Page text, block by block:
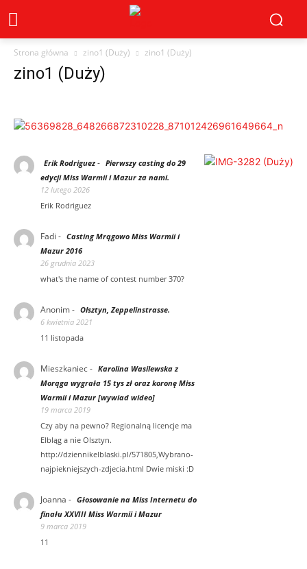
Strona główna zino1 (Duży) zino1 (Duży)
zino1 (Duży)
Erik Rodriguez - Pierwszy casting do 29
edycji Miss Warmii i Mazur za nami.
12 lutego 2026
Erik Rodriguez
Fadi - Casting Mrągowo Miss Warmii i
Mazur 2016
26 grudnia 2023
what's the name of contest number 370?
Anonim- Olsztyn, Zeppelinstrasse.
6 kwietnia 2021
11 listopada
Mieszkaniec- Karolina Wasilewska z
Morąga wygrała 15 tys zł oraz koronę Miss
Warmii i Mazur [wywiad wideo]
19 marca 2019
Czy aby na pewno? Regionalną licencje ma
Elbląg a nie Olsztyn.
http://dziennikelblaski.pl/571805,Wybrano-
najpiekniejszych-zdjecia.html Dwie miski :D
Joanna - Głosowanie na Miss Internetu do
finału XXVIII Miss Warmii i Mazur
9 marca 2019
11